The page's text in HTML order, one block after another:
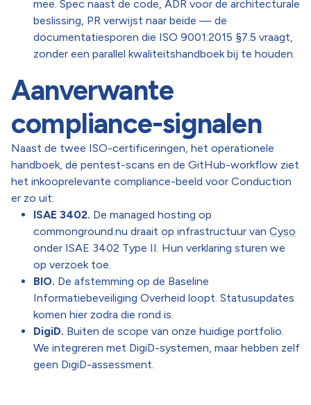
mee. Spec naast de code, ADR voor de architecturale
beslissing, PR verwijst naar beide — de
documentatiesporen die ISO 9001:2015 §7.5 vraagt,
zonder een parallel kwaliteitshandboek bij te houden.
Aanverwante
compliance-signalen
Naast de twee ISO-certificeringen, het operationele
handboek, de pentest-scans en de GitHub-workflow ziet
het inkooprelevante compliance-beeld voor Conduction
er zo uit:
ISAE 3402. De managed hosting op
commonground.nu draait op infrastructuur van Cyso
onder ISAE 3402 Type II. Hun verklaring sturen we
op verzoek toe.
BIO. De afstemming op de Baseline
Informatiebeveiliging Overheid loopt. Statusupdates
komen hier zodra die rond is.
DigiD. Buiten de scope van onze huidige portfolio.
We integreren met DigiD-systemen, maar hebben zelf
geen DigiD-assessment.